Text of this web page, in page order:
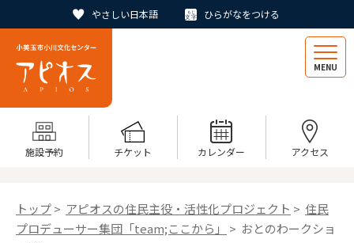
やさしい日本語 ひらがなをつける
MENU
施設予約 チケット カレンダー アクセス
トップ> アピオスの住民主役・活性化プロジェクト > 住民
プロデューサー集団「team;ここから」
> おとのわークショ